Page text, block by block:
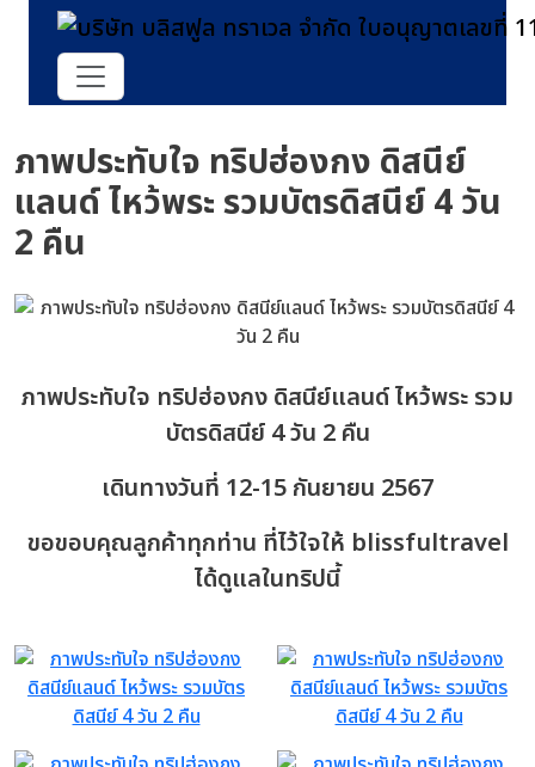
ภาพประทับใจ ทริปฮ่องกง ดิสนีย์
แลนด์ ไหว้พระ รวมบัตรดิสนีย์ 4 วัน
2 คืน
ภาพประทับใจ ทริปฮ่องกง ดิสนีย์แลนด์ ไหว้พระ รวม
บัตรดิสนีย์ 4 วัน 2 คืน
เดินทางวันที่ 12-15 กันยายน 2567
ขอขอบคุณลูกค้าทุกท่าน ที่ไว้ใจให้ blissfultravel
ได้ดูแลในทริปนี้